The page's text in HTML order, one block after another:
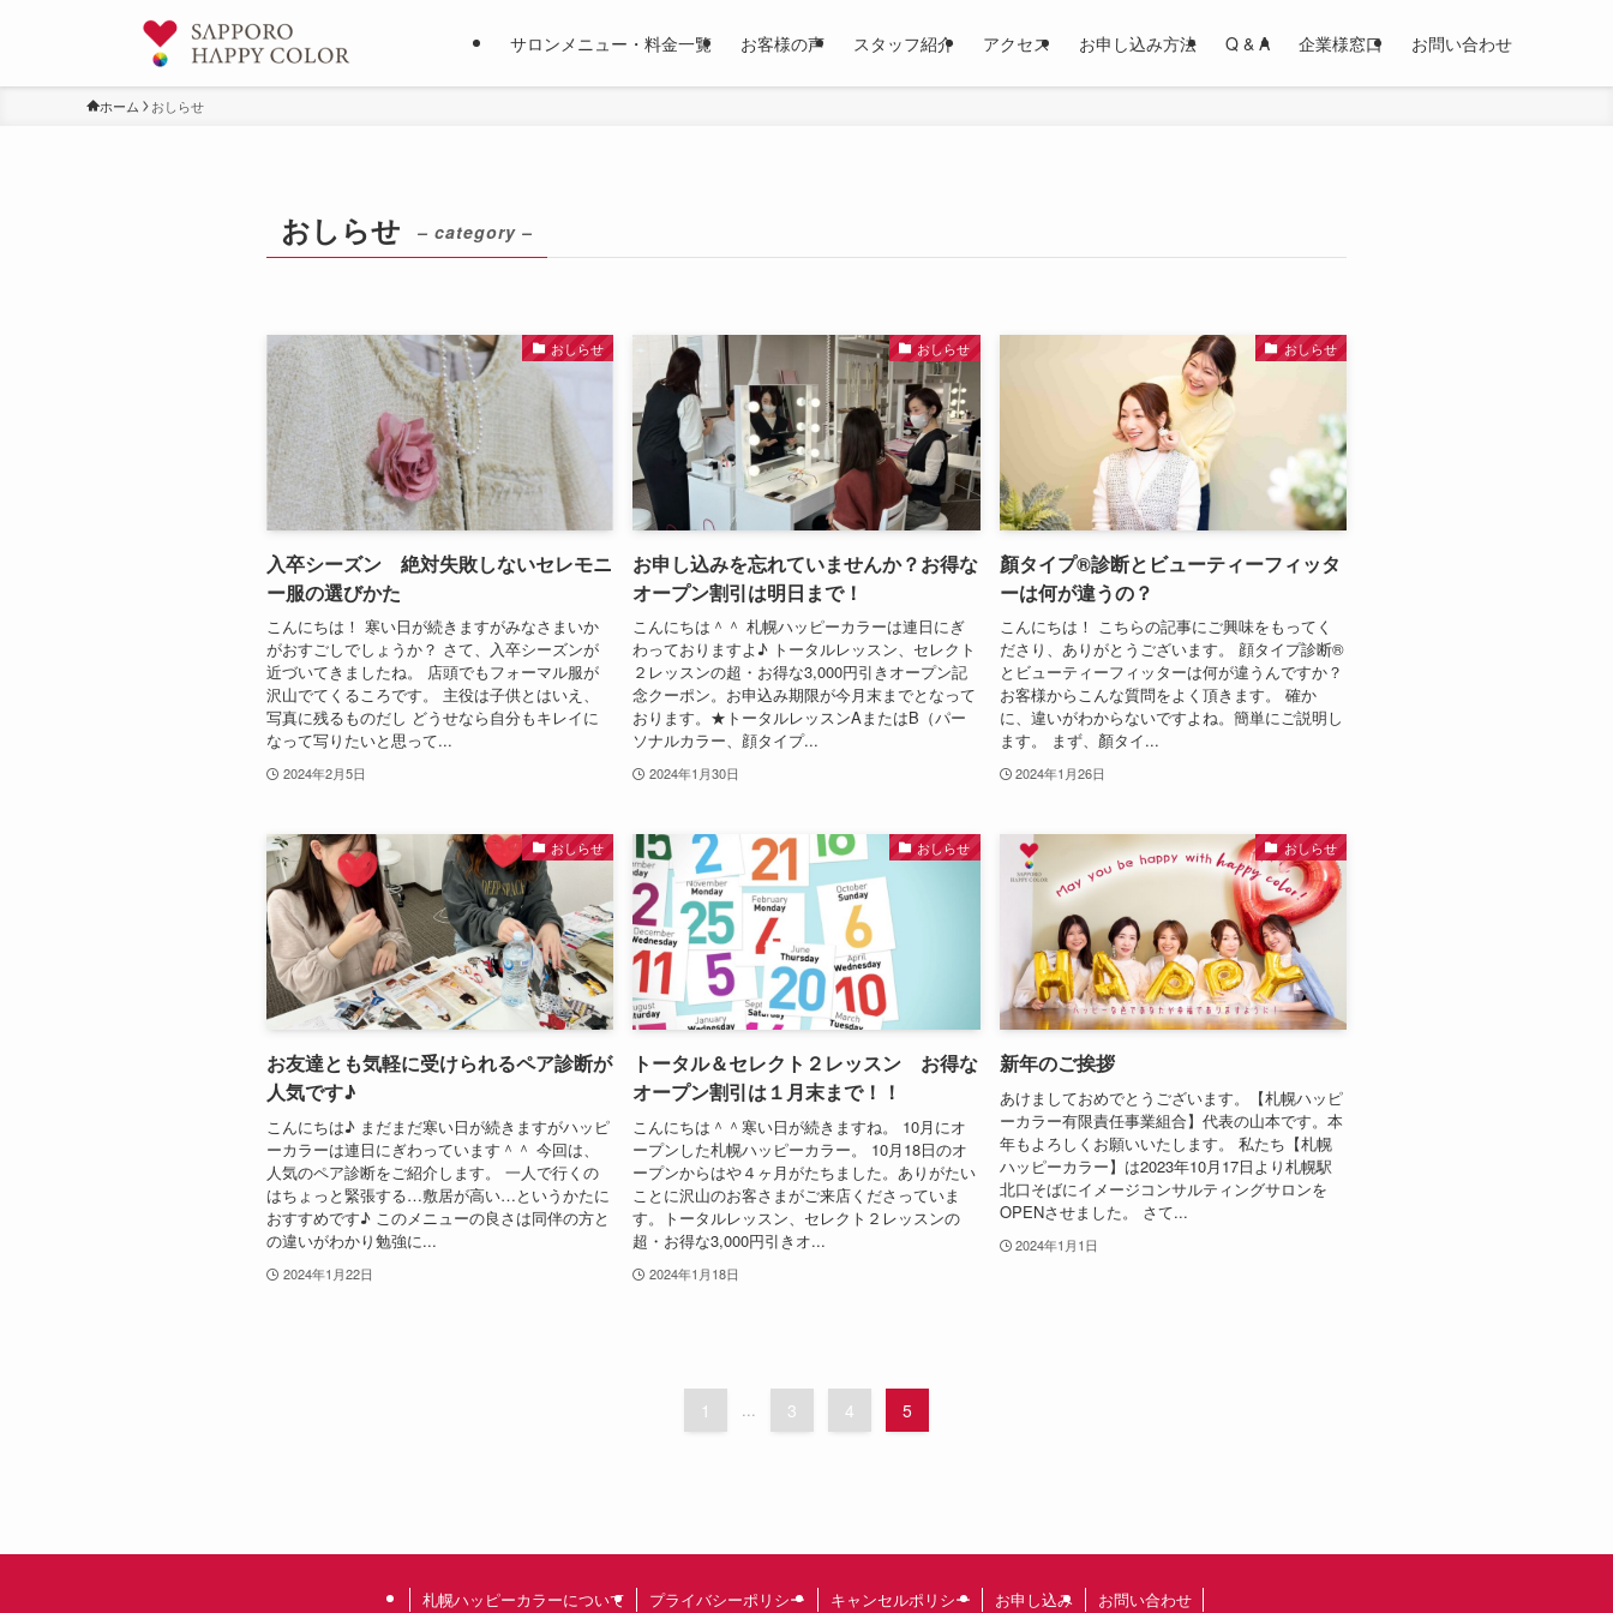
サロンメニュー・料金一覧 お客様の声 スタッフ紹介 アクセス お申し込み方法 Q & A 企業様窓口 お問い合わせ
ホーム おしらせ
おしらせ – category –
おしらせ
入卒シーズン 絶対失敗しないセレモニ
ー服の選びかた
こんにちは！ 寒い日が続きますがみなさまいか
がおすごしでしょうか？ さて、入卒シーズンが
近づいてきましたね。 店頭でもフォーマル服が
沢山でてくるころです。 主役は子供とはいえ、
写真に残るものだし どうせなら自分もキレイに
なって写りたいと思って...
2024年2月5日
おしらせ
お申し込みを忘れていませんか？お得な
オープン割引は明日まで！
こんにちは＾＾ 札幌ハッピーカラーは連日にぎ
わっておりますよ♪ トータルレッスン、セレクト
２レッスンの超・お得な3,000円引きオープン記
念クーポン。お申込み期限が今月末までとなって
おります。★トータルレッスンAまたはB（パー
ソナルカラー、顔タイプ...
2024年1月30日
おしらせ
顏タイプ®診断とビューティーフィッタ
ーは何が違うの？
こんにちは！ こちらの記事にご興味をもってく
ださり、ありがとうございます。 顔タイプ診断®︎
とビューティーフィッターは何が違うんですか？
お客様からこんな質問をよく頂きます。 確か
に、違いがわからないですよね。簡単にご説明し
ます。 まず、顏タイ...
2024年1月26日
おしらせ
お友達とも気軽に受けられるペア診断が
人気です♪
こんにちは♪ まだまだ寒い日が続きますがハッピ
ーカラーは連日にぎわっています＾＾ 今回は、
人気のペア診断をご紹介します。 一人で行くの
はちょっと緊張する…敷居が高い…というかたに
おすすめです♪ このメニューの良さは同伴の方と
の違いがわかり勉強に...
2024年1月22日
おしらせ
トータル＆セレクト２レッスン お得な
オープン割引は１月末まで！！
こんにちは＾＾寒い日が続きますね。 10月にオ
ープンした札幌ハッピーカラー。 10月18日のオ
ープンからはや４ヶ月がたちました。ありがたい
ことに沢山のお客さまがご来店くださっていま
す。トータルレッスン、セレクト２レッスンの
超・お得な3,000円引きオ...
2024年1月18日
おしらせ
新年のご挨拶
あけましておめでとうございます。【札幌ハッピ
ーカラー有限責任事業組合】代表の山本です。本
年もよろしくお願いいたします。 私たち【札幌
ハッピーカラー】は2023年10月17日より札幌駅
北口そばにイメージコンサルティングサロンを
OPENさせました。 さて...
2024年1月1日
1 ... 3 4 5
札幌ハッピーカラーについて プライバシーポリシー キャンセルポリシー お申し込み お問い合わせ